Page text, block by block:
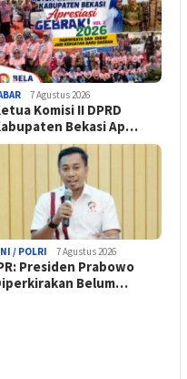
7 Agustus 2026
Komisi II DPRD
Bekasi Ap…
/ POLRI 7 Agustus 2026
Presiden Prabowo
Belum…